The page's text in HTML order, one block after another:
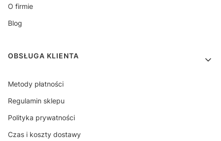
O firmie
Blog
OBSŁUGA KLIENTA
Metody płatności
Regulamin sklepu
Polityka prywatności
Czas i koszty dostawy